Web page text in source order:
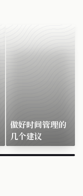
做好时间管理的
几个建议